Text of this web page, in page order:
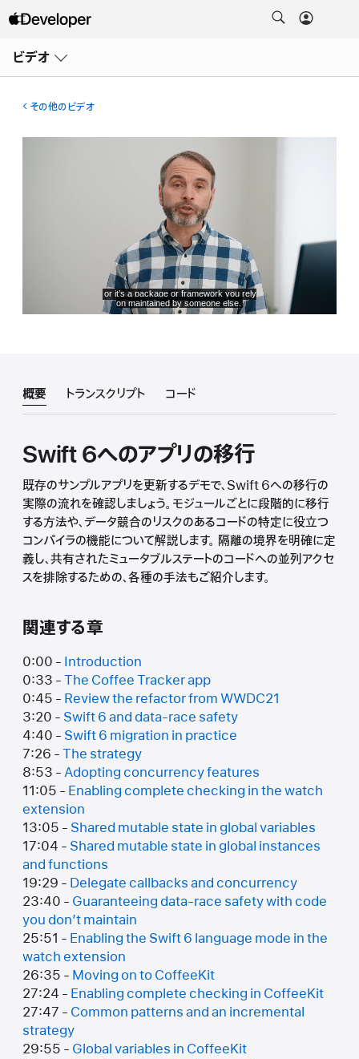
ビデオ
ー
その他のビデオ
概要 トランスクリプト コード
Swift 6へのアプリの移行
既存のサンプルアプリを更新するデモで、Swift 6への移行の
実際の流れを確認しましょう。モジュールごとに段階的に移行
する方法や、データ競合のリスクのあるコードの特定に役立つ
コンパイラの機能について解説します。 隔離の境界を明確に定
義し、共有されたミュータブルステートのコードへの並列アクセ
スを排除するための、各種の手法もご紹介します。
関連する章
0:00 - Introduction
0:33 - The Coffee Tracker app
0:45 - Review the refactor from WWDC21
3:20 - Swift 6 and data-race safety
4:40 - Swift 6 migration in practice
7:26 - The strategy
8:53 - Adopting concurrency features
11:05 - Enabling complete checking in the watch
extension
13:05 - Shared mutable state in global variables
17:04 - Shared mutable state in global instances
and functions
19:29 - Delegate callbacks and concurrency
23:40 - Guaranteeing data-race safety with code
you don’t maintain
25:51 - Enabling the Swift 6 language mode in the
watch extension
26:35 - Moving on to CoffeeKit
27:24 - Enabling complete checking in CoffeeKit
27:47 - Common patterns and an incremental
strategy
29:55 - Global variables in CoffeeKit